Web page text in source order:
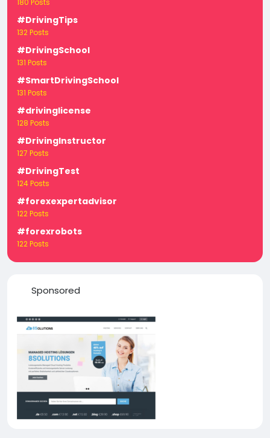
180 Posts
#DrivingTips
132 Posts
#DrivingSchool
131 Posts
#SmartDrivingSchool
131 Posts
#drivinglicense
128 Posts
#DrivingInstructor
127 Posts
#DrivingTest
124 Posts
#forexexpertadvisor
122 Posts
#forexrobots
122 Posts
Sponsored